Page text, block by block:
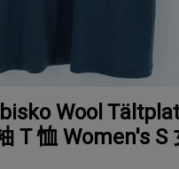
Wool
T 恤 Women's S